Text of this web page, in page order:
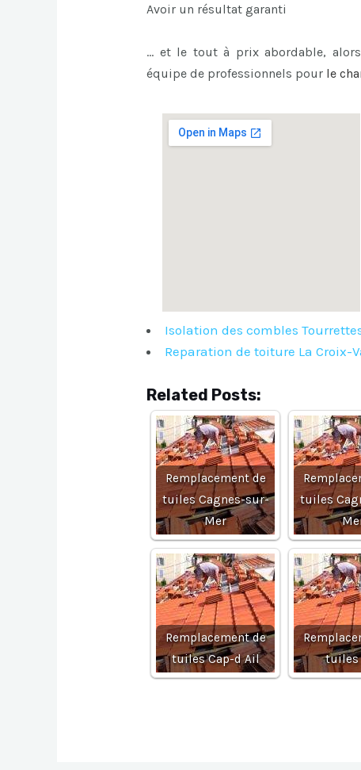
Avoir un résultat garanti
… et le tout à prix abordable,
équipe de professionnels pour le
Isolation des combles
Reparation de toiture La Croix-
Related Posts:
Remplacement de
tuiles Cagnes-sur-
Mer
tuiles
Remplacement de
tuiles Cap-d Ail
tuiles